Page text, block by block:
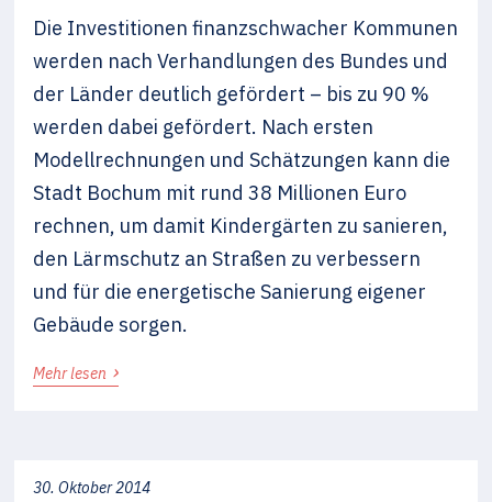
Die Investitionen finanzschwacher Kommunen
werden nach Verhandlungen des Bundes und
der Länder deutlich gefördert – bis zu 90 %
werden dabei gefördert. Nach ersten
Modellrechnungen und Schätzungen kann die
Stadt Bochum mit rund 38 Millionen Euro
rechnen, um damit Kindergärten zu sanieren,
den Lärmschutz an Straßen zu verbessern
und für die energetische Sanierung eigener
Gebäude sorgen.
Mehr lesen ›
30. Oktober 2014